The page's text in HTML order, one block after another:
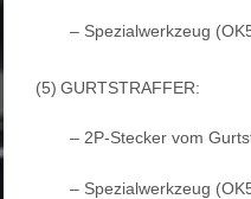
– Spezialwerkzeug
(5) GURTSTRAFFER:
– 2P-Stecker vom
– Spezialwerkzeug